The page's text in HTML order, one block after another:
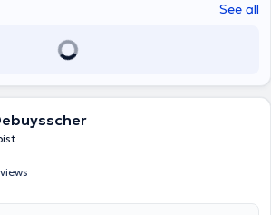
See all